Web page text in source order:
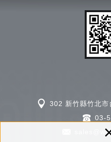
302 新竹縣竹北
03-